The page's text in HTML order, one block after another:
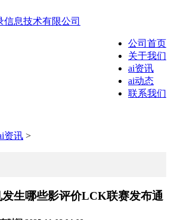
公司首页
关于我们
ai资讯
ai动态
联系我们
资讯 >
生哪些影评价LCK联赛发布通